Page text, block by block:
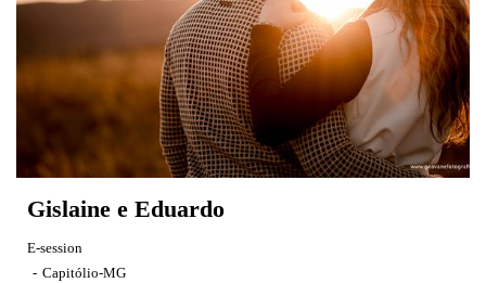
Gislaine e Eduardo
E-session
Capitólio-MG